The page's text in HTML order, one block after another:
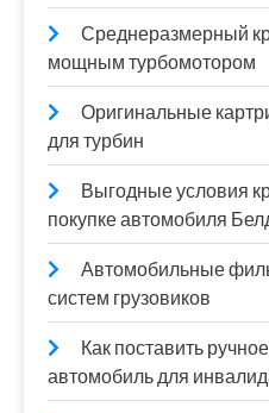
Среднеразмерный
мощным турбомотором
Оригинальные
для турбин
Выгодные условия
покупке автомобиля
Автомобильные
систем грузовиков
Как поставить
автомобиль для